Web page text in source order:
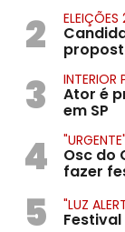
2
3 INTERIOR
Ator é
em SP
4 "URGENTE"
Osc do
fazer
5 "LUZ
Festival